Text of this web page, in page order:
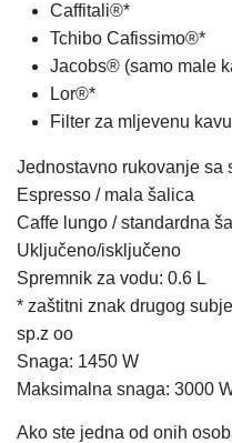
Caffitali®*
Tchibo Cafissimo®*
Jacobs® (samo male
Lor®*
Filter za mljevenu kavu
Jednostavno rukovanje sa
Espresso / mala šalica
Caffe lungo / standardna
Uključeno/isključeno
Spremnik za vodu: 0.6 L
* zaštitni znak drugog
sp.z oo
Snaga: 1450 W
Maksimalna snaga: 3000
Ako ste jedna od onih